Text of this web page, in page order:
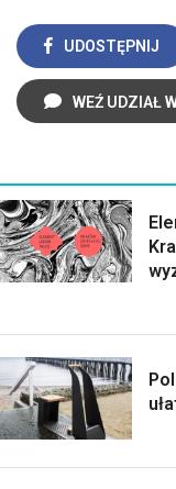
UDOSTĘPNIJ
WEŹ UDZIAŁ